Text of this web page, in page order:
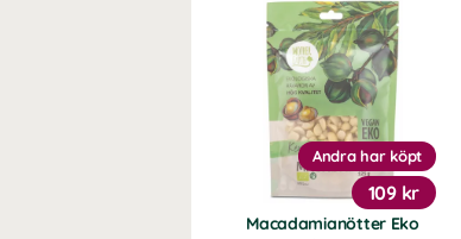
Macadamianötter Eko
Andra har köpt
109 kr